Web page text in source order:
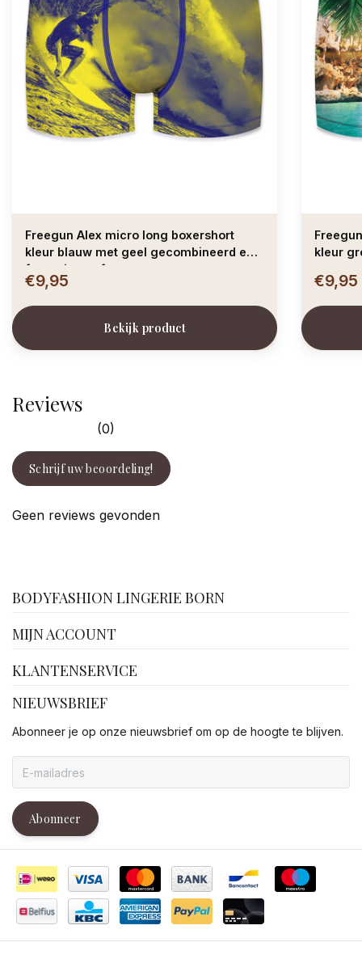
Freegun Alex micro long boxershort
kleur blauw met geel gecombineerd en
foto print surfer
€9,95
Bekijk product
Freegun Brian
kleur
€9,95
Reviews
(0)
Schrijf uw beoordeling!
Geen reviews gevonden
BODYFASHION LINGERIE BORN
MIJN ACCOUNT
KLANTENSERVICE
NIEUWSBRIEF
Abonneer je op onze nieuwsbrief om op de hoogte te blijven.
Abonneer